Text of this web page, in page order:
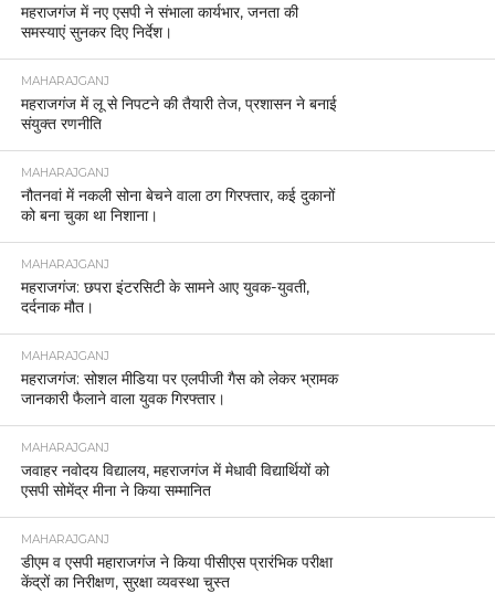
महराजगंज में नए एसपी ने संभाला कार्यभार, जनता की
समस्याएं सुनकर दिए निर्देश।
MAHARAJGANJ
महराजगंज में लू से निपटने की तैयारी तेज, प्रशासन ने बनाई
संयुक्त रणनीति
MAHARAJGANJ
नौतनवां में नकली सोना बेचने वाला ठग गिरफ्तार, कई दुकानों
को बना चुका था निशाना।
MAHARAJGANJ
महराजगंज: छपरा इंटरसिटी के सामने आए युवक-युवती,
दर्दनाक मौत।
MAHARAJGANJ
महराजगंज: सोशल मीडिया पर एलपीजी गैस को लेकर भ्रामक
जानकारी फैलाने वाला युवक गिरफ्तार।
MAHARAJGANJ
जवाहर नवोदय विद्यालय, महराजगंज में मेधावी विद्यार्थियों को
एसपी सोमेंद्र मीना ने किया सम्मानित
MAHARAJGANJ
डीएम व एसपी महाराजगंज ने किया पीसीएस प्रारंभिक परीक्षा
केंद्रों का निरीक्षण, सुरक्षा व्यवस्था चुस्त